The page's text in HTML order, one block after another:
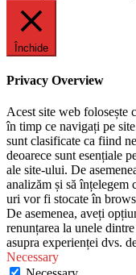
Închide
Privacy Overview
Acest site web folosește
în timp ce navigați pe
sunt clasificate ca fiind
deoarece sunt esențiale
ale site-ului. De
analizăm și să înțelegem
uri vor fi stocate în
De asemenea, aveți
renunțarea la unele
asupra experienței dvs.
Necessary